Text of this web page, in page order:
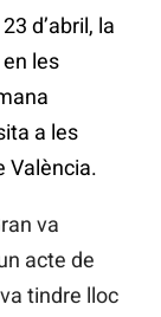
d’abril, la
les
a les
València.
va
acte de
tindre lloc